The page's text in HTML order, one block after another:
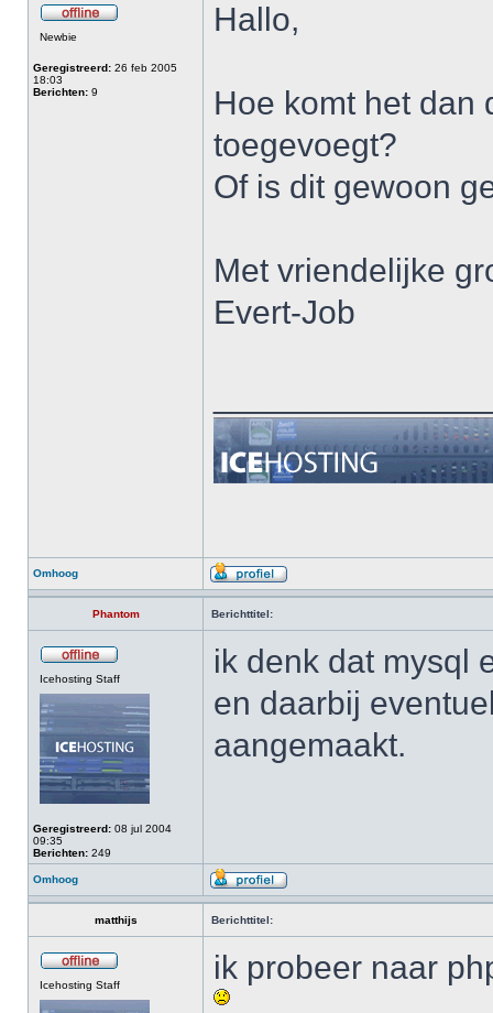
Newbie
Geregistreerd: 26 feb 2005
18:03
Berichten: 9
Hallo,
Hoe komt het dan
toegevoegt?
Of is dit gewoon
Met vriendelijke
Evert-Job
Omhoog
Phantom Berichttitel:
Icehosting Staff
Geregistreerd: 08 jul 2004
09:35
Berichten: 249
ik denk dat mysql
en daarbij
aangemaakt.
Omhoog
matthijs Berichttitel:
Icehosting Staff ik probeer naar